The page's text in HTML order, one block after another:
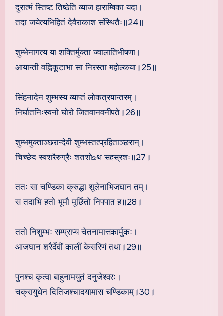
दुरात्मं स्तिष्ट तिष्ठेति व्याज हाराम्बिका यदा।
तदा जयेत्यभिहितं देवैराकाश संस्थितैः॥24॥
शुम्भेनागत्य या शक्तिर्मुक्ता ज्वालातिभीषणा।
आयान्ती वह्निकूटाभा सा निरस्ता महोल्कया॥25॥
सिंहनादेन शुम्भस्य व्याप्तं लोकत्रयान्तरम्।
निर्घातनिःस्वनो घोरो जितवानवनीपते॥26॥
शुम्भमुक्ताञ्छरान्देवी शुम्भस्तत्प्रहिताञ्छरान्।
चिच्छेद स्वशरैरुग्रैः शतशो‌உथ सहस्रशः॥27॥
ततः सा चण्डिका क्रुद्धा शूलेनाभिजघान तम्।
स तदाभि हतो भूमौ मूर्छितो निपपात ह॥28॥
ततो निशुम्भः सम्प्राप्य चेतनामात्तकार्मुकः।
आजघान शरैर्देवीं कालीं केसरिणं तथा॥29॥
पुनश्च कृत्वा बाहुनामयुतं दनुजेश्वरः।
चक्रायुधेन दितिजश्चादयामास चण्डिकाम्॥30॥